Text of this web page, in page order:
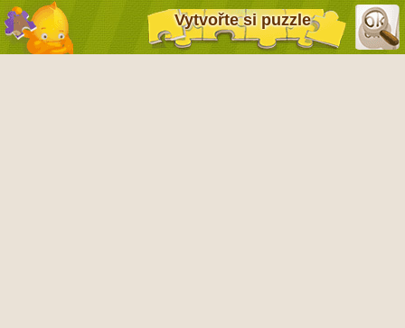
Vytvořte si puzzle